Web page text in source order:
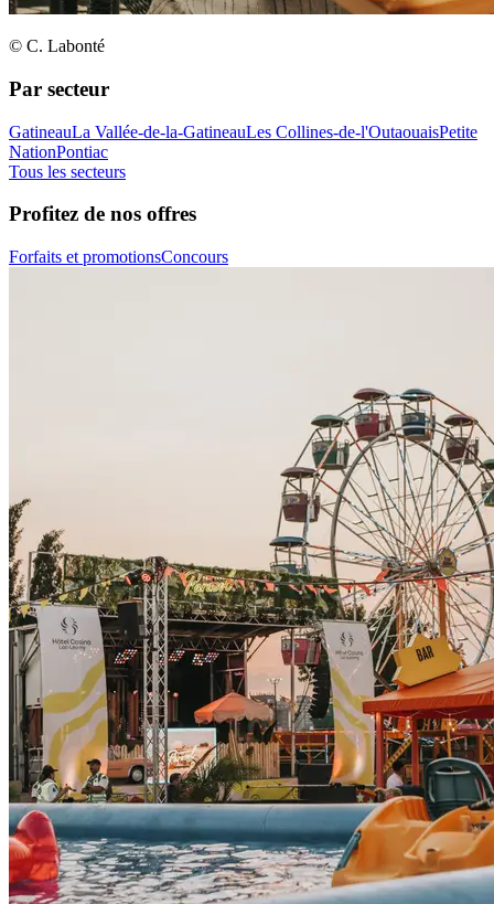
© C. Labonté
Par secteur
GatineauLa Vallée-de-la-GatineauLes Collines-de-l'OutaouaisPetite
NationPontiac
Tous les secteurs
Profitez de nos offres
Forfaits et promotionsConcours